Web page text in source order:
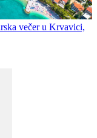
večer u Krvavici,